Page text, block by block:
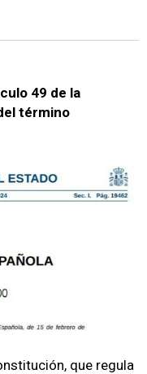
49 de la
término
que regula